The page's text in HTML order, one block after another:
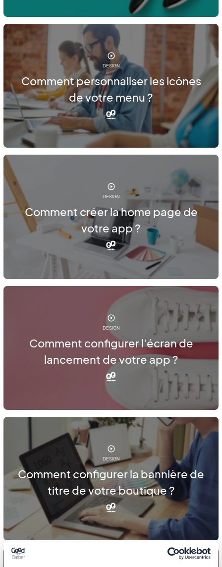
DESIGN
Comment personnaliser les icônes
de votre menu ?
DESIGN
Comment créer la home page de
votre app ?
DESIGN
Comment configurer l'écran de
lancement de votre app ?
DESIGN
Comment configurer la bannière de
titre de votre boutique ?